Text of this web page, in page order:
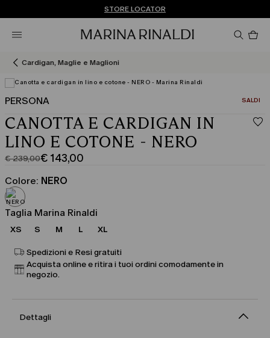
SPEDIZIONI E RESI GRATUITI
Non hai un MyAccount? REGISTRATI SUBITO
STORE LOCATOR
Cardigan, Maglie e Maglioni
Visualizza in 3D
PERSONA SALDI
CANOTTA E CARDIGAN IN
LINO E COTONE - NERO
€ 239,00
Prezzo
originale
€
239,00
€ 143,00
Prezzo
corrente
€
143,00
Colore: NERO
Taglia Marina Rinaldi
XS S M L XL
Spedizioni e Resi gratuiti
Acquista online e ritira i tuoi ordini comodamente in
negozio.
Dettagli